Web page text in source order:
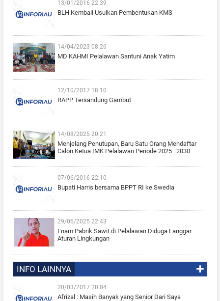
13/01/2016 22:39
BLH Kembali Usulkan Pembentukan KMS
14/04/2023 08:26
MD KAHMI Pelalawan Santuni Anak Yatim
12/10/2017 18:10
RAPP Tersandung Gambut
14/08/2025 20:21
Menjelang Penutupan, Baru Satu Orang Mendaftar
Calon Ketua IMK Pelalawan Periode 2025–2030
07/06/2016 22:10
Bupati Harris bersama BPPT RI ke Swedia
29/06/2025 22:43
Enam Pabrik Sawit di Pelalawan Diduga Langgar
Aturan Lingkungan
INFO LAINNYA
20/03/2017 20:04
Afrizal : Masih Banyak yang Senior Dari Saya